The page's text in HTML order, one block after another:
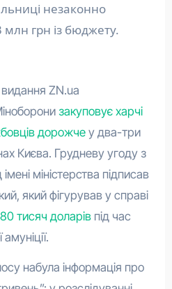
незаконно
грн із бюджету.
ZN.ua
закуповує харчі
дорожчеу два-три
Києва. Грудневу угоду з
міністерства підписав
який фігурував у справі
тисяч доларівпід час
амуніції.
набула інформація про